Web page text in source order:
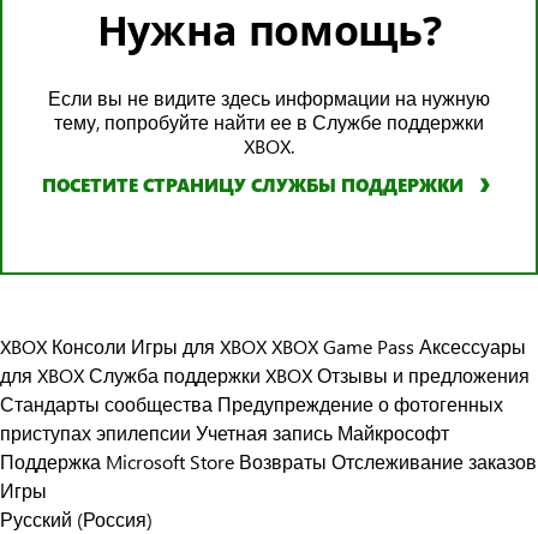
Нужна помощь?
Если вы не видите здесь информации на нужную
тему, попробуйте найти ее в Службе поддержки
XBOX.
ПОСЕТИТЕ СТРАНИЦУ СЛУЖБЫ ПОДДЕРЖКИ
XBOX Консоли Игры для XBOXXBOX Game Pass Аксессуары
для XBOXСлужба поддержки XBOXОтзывы и предложения
Стандарты сообщества Предупреждение о фотогенных
приступах эпилепсии Учетная запись Майкрософт
Поддержка Microsoft Store Возвраты Отслеживание заказов
Игры
Русский (Россия)